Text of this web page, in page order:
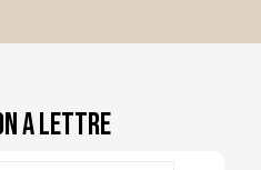
a Lettre